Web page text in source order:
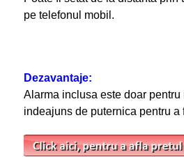
pe telefonul mobil.
Dezavantaje:
Alarma inclusa este doar pentru
indeajuns de puternica pentru a